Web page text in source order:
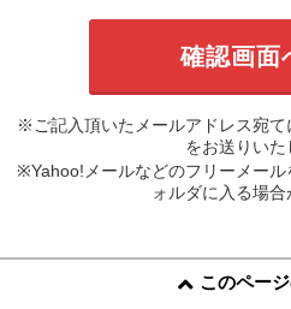
※ご記入頂いたメールアドレス宛
をお送りいた
※Yahoo!メールなどのフリーメー
ォルダに入る場合
このペー